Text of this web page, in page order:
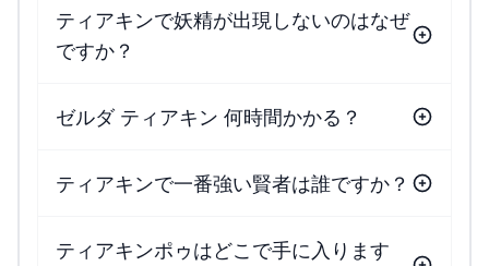
ティアキンで妖精が出現しないのはなぜ
ですか？
ゼルダ ティアキン 何時間かかる？
ティアキンで一番強い賢者は誰ですか？
ティアキンポゥはどこで手に入ります